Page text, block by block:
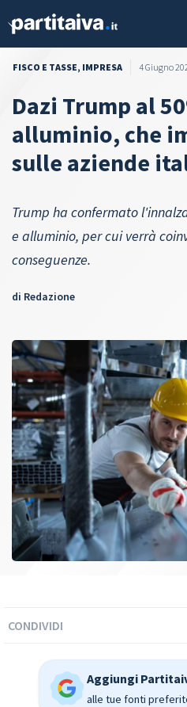
FISCO E TASSE, IMPRESA 4 Giugno
Dazi Trump al
alluminio, che
sulle aziende
Trump ha confermato
e alluminio, per cui verrà
conseguenze.
di Redazione
CONDIVIDI
Aggiungi
alle tue fonti